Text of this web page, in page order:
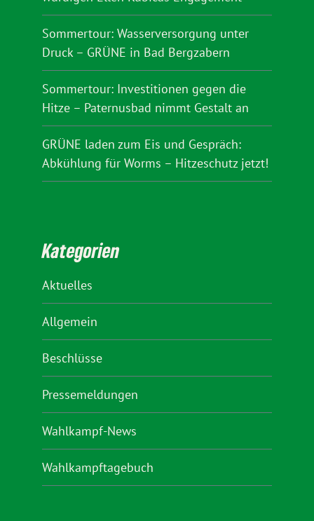
Sommertour: Wasserversorgung unter
Druck – GRÜNE in Bad Bergzabern
Sommertour: Investitionen gegen die
Hitze – Paternusbad nimmt Gestalt an
GRÜNE laden zum Eis und Gespräch:
Abkühlung für Worms – Hitzeschutz jetzt!
Kategorien
Aktuelles
Allgemein
Beschlüsse
Pressemeldungen
Wahlkampf-News
Wahlkampftagebuch